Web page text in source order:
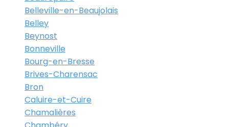
Belleville-en-Beaujolais
Belley
Beynost
Bonneville
Bourg-en-Bresse
Brives-Charensac
Bron
Caluire-et-Cuire
Chamalières